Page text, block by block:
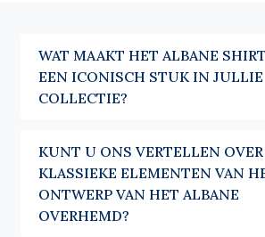
WAT MAAKT HET ALBANE
EEN ICONISCH STUK IN JULLIE
COLLECTIE?
KUNT U ONS VERTELLEN OVER
KLASSIEKE ELEMENTEN VAN
ONTWERP VAN HET ALBANE
OVERHEMD?